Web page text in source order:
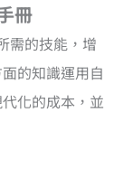
冊
需的技能，增
的知識運用自
化的成本，並